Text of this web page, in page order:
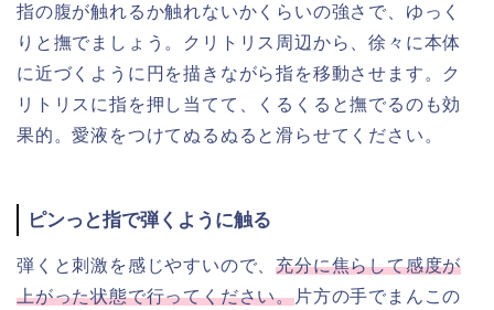
指の腹が触れるか触れないかくらいの強さで、ゆっく
りと撫でましょう。クリトリス周辺から、徐々に本体
に近づくように円を描きながら指を移動させます。ク
リトリスに指を押し当てて、くるくると撫でるのも効
果的。愛液をつけてぬるぬると滑らせてください。
ピンっと指で弾くように触る
弾くと刺激を感じやすいので、充分に焦らして感度が
上がった状態で行ってください。片方の手でまんこの